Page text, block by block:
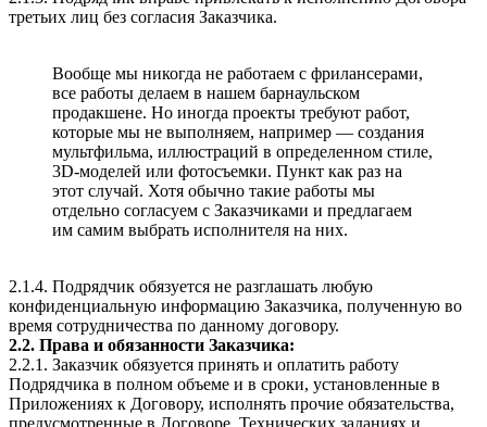
третьих лиц без согласия Заказчика.
Вообще мы никогда не работаем с фрилансерами,
все работы делаем в нашем барнаульском
продакшене. Но иногда проекты требуют работ,
которые мы не выполняем, например — создания
мультфильма, иллюстраций в определенном стиле,
3D-моделей или фотосъемки. Пункт как раз на
этот случай. Хотя обычно такие работы мы
отдельно согласуем с Заказчиками и предлагаем
им самим выбрать исполнителя на них.
2.1.4. Подрядчик обязуется не разглашать любую
конфиденциальную информацию Заказчика, полученную во
время сотрудничества по данному договору.
2.2. Права и обязанности Заказчика:
2.2.1. Заказчик обязуется принять и оплатить работу
Подрядчика в полном объеме и в сроки, установленные в
Приложениях к Договору, исполнять прочие обязательства,